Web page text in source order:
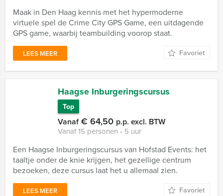
Maak in Den Haag kennis met het hypermoderne
virtuele spel de Crime City GPS Game, een uitdagende
GPS game, waarbij teambuilding voorop staat.
LEES MEER Favoriet
Haagse Inburgeringscursus
Top
Vanaf€ 64,50 p.p. excl. BTW
Vanaf 15 personen ‐ 5 uur
Een Haagse Inburgeringscursus van Hofstad Events: het
taaltje onder de knie krijgen, het gezellige centrum
bezoeken, deze cursus laat het u allemaal zien.
LEES MEER Favoriet